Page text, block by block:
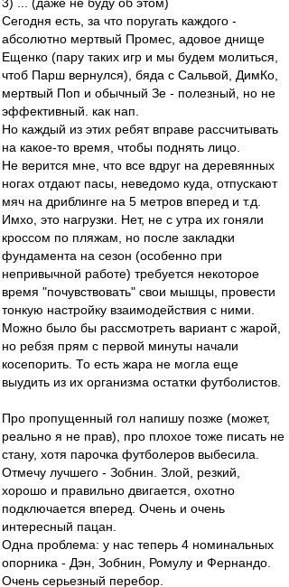
Сегодня есть, за что поругать каждого -
абсолютно мертвый Промес, адовое днище
Ещенко (пару таких игр и мы будем молиться,
чтоб Парш вернулся), бяда с Сальвой, ДимКо,
мертвый Поп и обычный Зе - полезный, но не
эффективный. как нап.
Но каждый из этих ребят вправе рассчитывать
на какое-то время, чтобы поднять лицо.
Не верится мне, что все вдруг на деревянных
ногах отдают пасы, неведомо куда, отпускают
мяч на дриблинге на 5 метров вперед и т.д.
Имхо, это нагрузки. Нет, не с утра их гоняли
кроссом по пляжам, но после закладки
фундамента на сезон (особенно при
непривычной работе) требуется некоторое
время "почувствовать" свои мышцы, провести
тонкую настройку взаимодействия с ними.
Можно было бы рассмотреть вариант с жарой,
но ребзя прям с первой минуты начали
косепорить. То есть жара не могла еще
выудить из их организма остатки футболистов.
Про пропущенный гол напишу позже (может,
реально я не прав), про плохое тоже писать не
стану, хотя парочка футболеров выбесила.
Отмечу лучшего - Зобнин. Злой, резкий,
хорошо и правильно двигается, охотно
подключается вперед. Очень и очень
интересный пацан.
Одна проблема: у нас теперь 4 номинальных
опорника - Дэн, Зобнин, Ромулу и Фернандо.
Очень серьезный перебор.